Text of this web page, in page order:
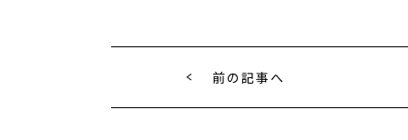
前の記事へ